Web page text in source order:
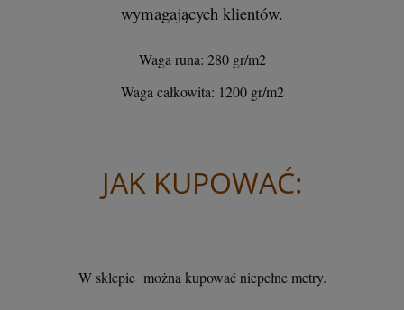
wymagających klientów.
Waga runa: 280 gr/m2
Waga całkowita: 1200 gr/m2
JAK KUPOWAĆ:
W sklepie można kupować niepełne metry.